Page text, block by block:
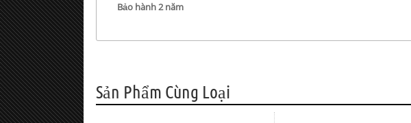
Bảo hành 2 năm
Sản Phẩm Cùng Loại